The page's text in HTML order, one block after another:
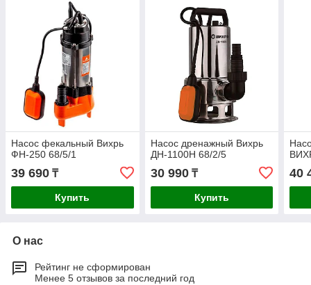
Насос фекальный Вихрь
ФН-250 68/5/1
39 690 ₸
Купить
Насос дренажный Вихрь
ДН-1100Н 68/2/5
30 990₸
Купить
40
О нас
Рейтинг не сформирован
Менее 5 отзывов за последний год